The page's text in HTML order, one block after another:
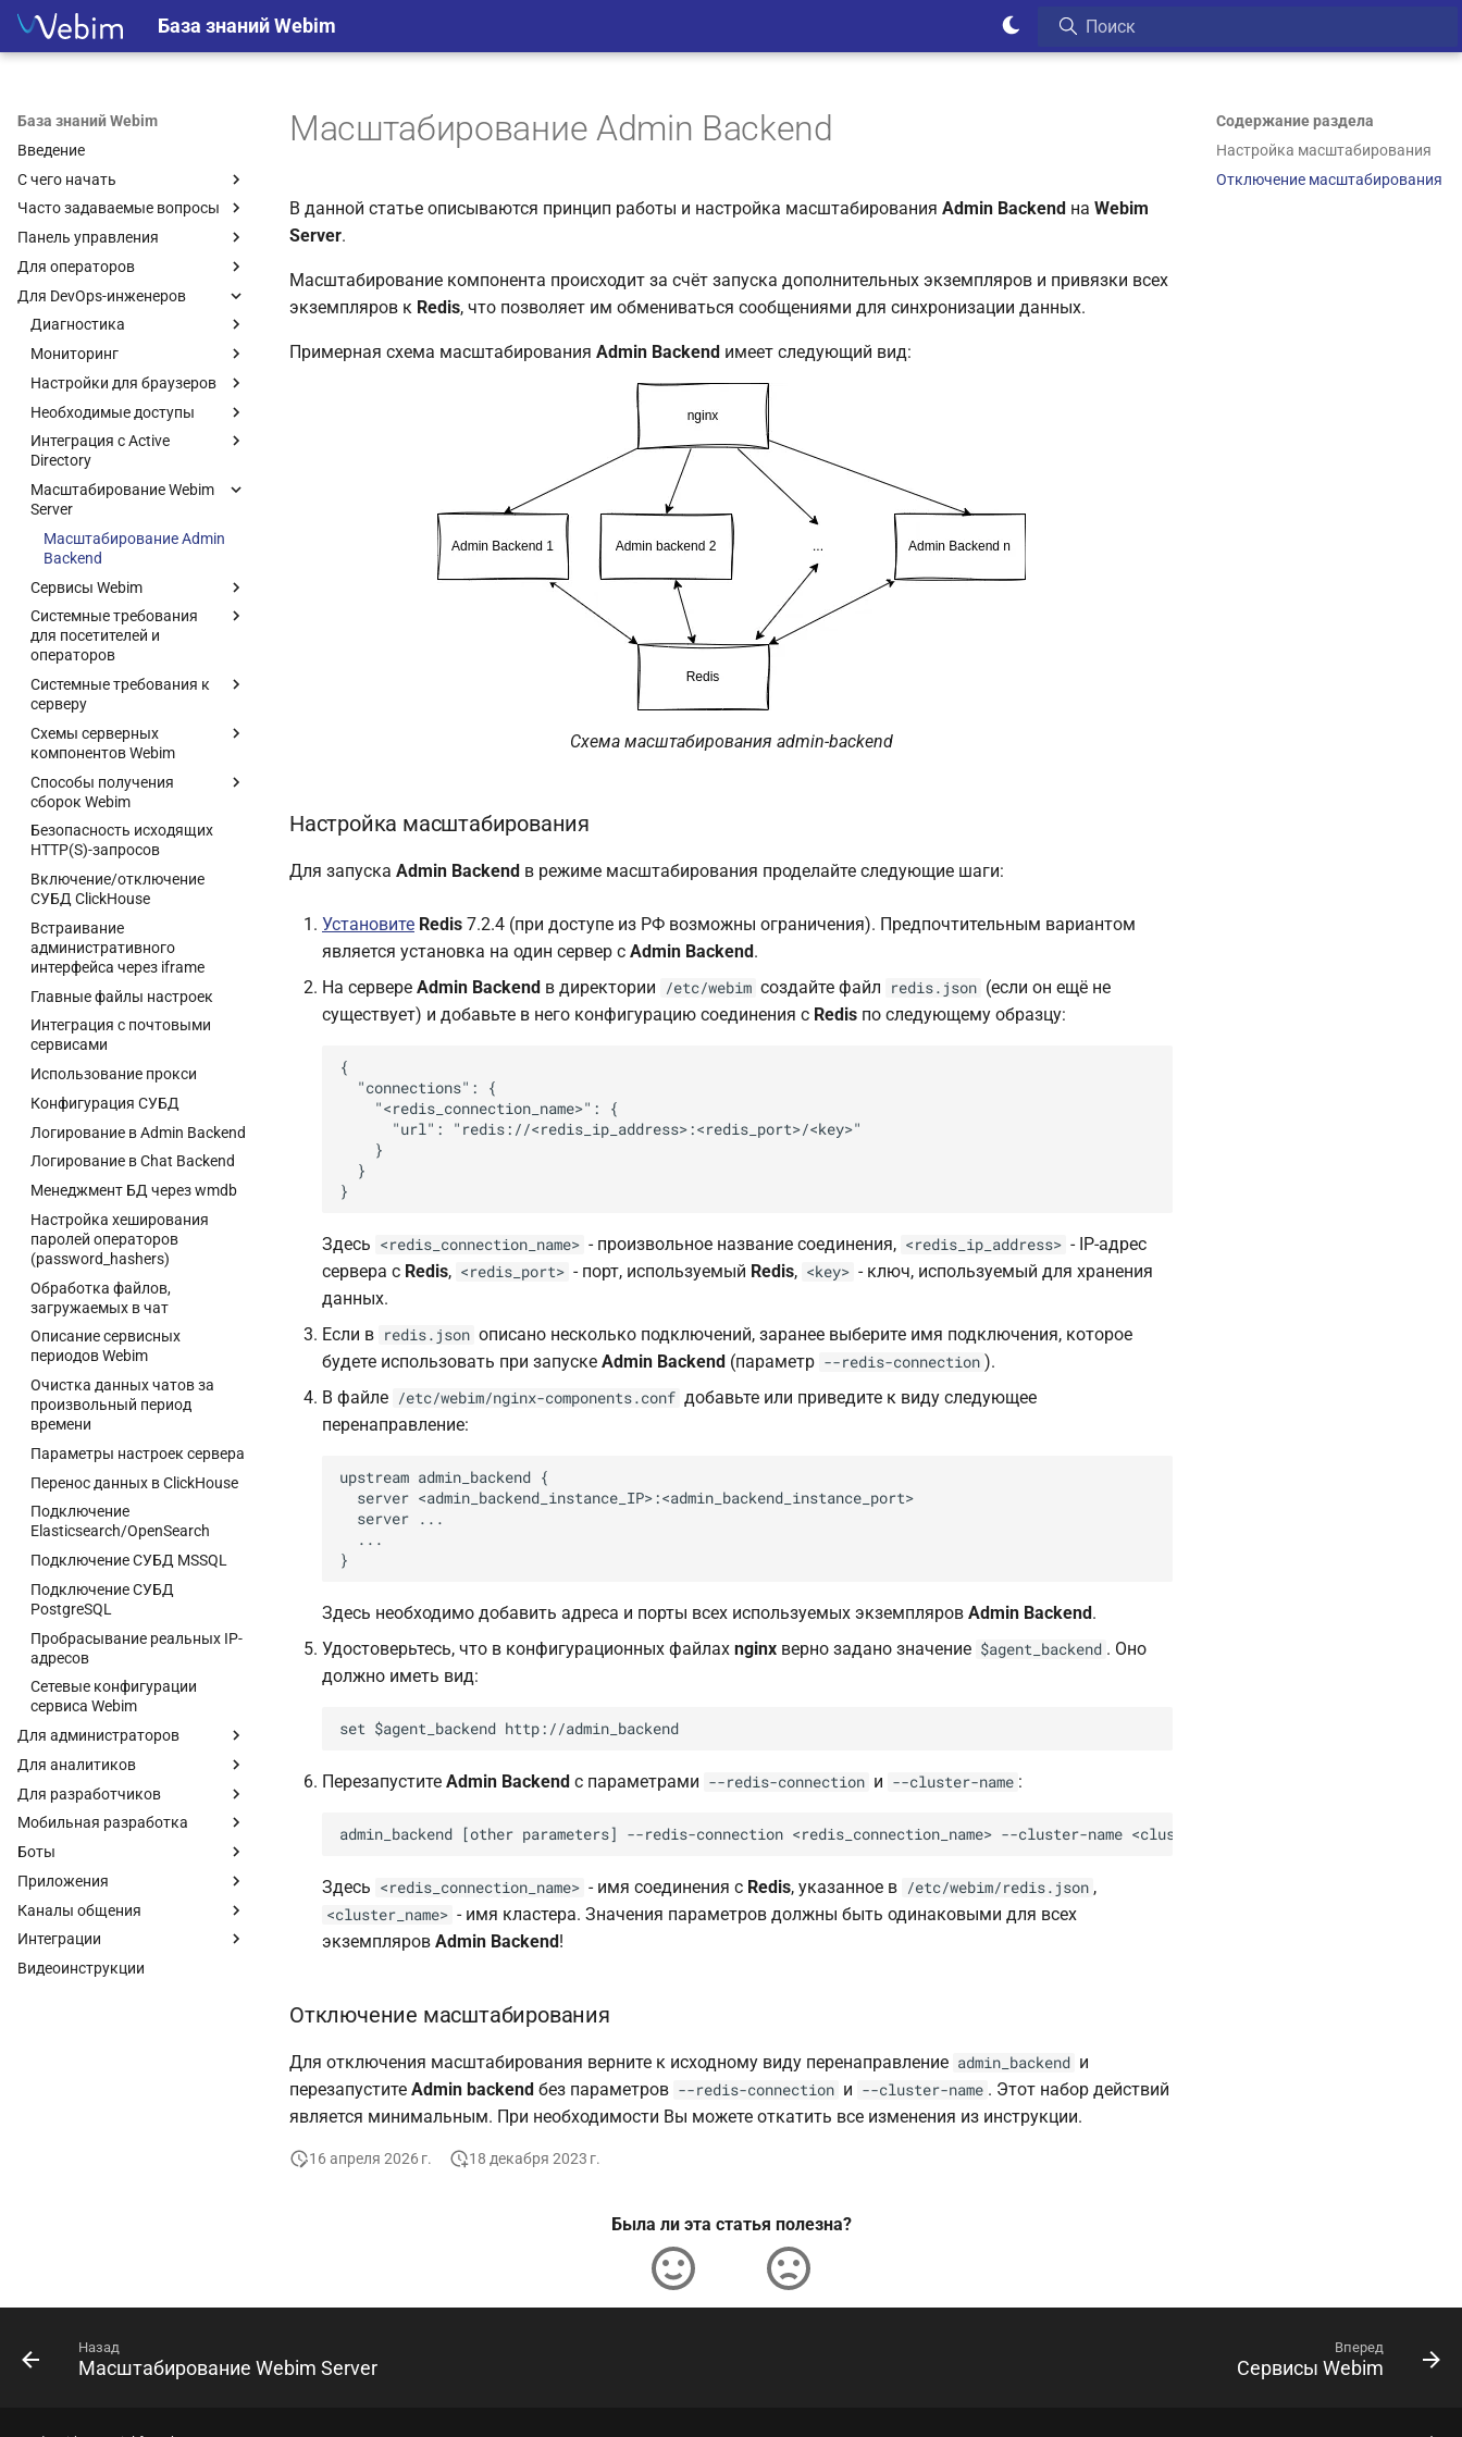
База знаний Webim
База знаний Webim
Введение
С чего начать
Часто задаваемые вопросы
Панель управления
Для операторов
Для DevOps-инженеров
Диагностика
Мониторинг
Настройки для браузеров
Необходимые доступы
Интеграция с Active
Directory
Масштабирование Webim
Server
Масштабирование Admin
Backend
Сервисы Webim
Системные требования
для посетителей и
операторов
Системные требования к
серверу
Схемы серверных
компонентов Webim
Способы получения
сборок Webim
Безопасность исходящих
HTTP(S)-запросов
Включение/отключение
СУБД ClickHouse
Встраивание
административного
интерфейса через iframe
Главные файлы настроек
Интеграция с почтовыми
сервисами
Использование прокси
Конфигурация СУБД
Логирование в Admin Backend
Логирование в Chat Backend
Менеджмент БД через wmdb
Настройка хеширования
паролей операторов
(password_hashers)
Обработка файлов,
загружаемых в чат
Описание сервисных
периодов Webim
Очистка данных чатов за
произвольный период
времени
Параметры настроек сервера
Перенос данных в ClickHouse
Подключение
Elasticsearch/OpenSearch
Подключение СУБД MSSQL
Подключение СУБД
PostgreSQL
Пробрасывание реальных IP-
адресов
Сетевые конфигурации
сервиса Webim
Для администраторов
Для аналитиков
Для разработчиков
Мобильная разработка
Боты
Приложения
Каналы общения
Интеграции
Видеоинструкции
Содержание раздела
Настройка масштабирования
Отключение масштабирования
Масштабирование Admin Backend
В данной статье описываются принцип работы и настройка масштабирования Admin Backend на Webim
Server.
Масштабирование компонента происходит за счёт запуска дополнительных экземпляров и привязки всех
экземпляров к Redis, что позволяет им обмениваться сообщениями для синхронизации данных.
Примерная схема масштабирования Admin Backend имеет следующий вид:
Схема масштабирования admin-backend
Настройка масштабирования
Для запуска Admin Backend в режиме масштабирования проделайте следующие шаги:
Установите Redis 7.2.4 (при доступе из РФ возможны ограничения). Предпочтительным вариантом
является установка на один сервер с Admin Backend.
На сервере Admin Backend в директории /etc/webim создайте файл redis.json (если он ещё не
существует) и добавьте в него конфигурацию соединения с Redis по следующему образцу:
{
  "connections": {
    "<redis_connection_name>": {
      "url": "redis://<redis_ip_address>:<redis_port>/<key>"
    }
  }
Здесь <redis_connection_name> - произвольное название соединения, <redis_ip_address> - IP-адрес
сервера с Redis, <redis_port> - порт, используемый Redis, <key> - ключ, используемый для хранения
данных.
Если в redis.json описано несколько подключений, заранее выберите имя подключения, которое
будете использовать при запуске Admin Backend (параметр --redis-connection ).
В файле /etc/webim/nginx-components.conf добавьте или приведите к виду следующее
перенаправление:
upstream admin_backend {
  server <admin_backend_instance_IP>:<admin_backend_instance_port>
  server ...
  ...
Здесь необходимо добавить адреса и порты всех используемых экземпляров Admin Backend.
Удостоверьтесь, что в конфигурационных файлах nginx верно задано значение $agent_backend . Оно
должно иметь вид:
Перезапустите Admin Backend с параметрами --redis-connection и --cluster-name :
Здесь <redis_connection_name> - имя соединения с Redis, указанное в /etc/webim/redis.json ,
<cluster_name> - имя кластера. Значения параметров должны быть одинаковыми для всех
экземпляров Admin Backend!
Отключение масштабирования
Для отключения масштабирования верните к исходному виду перенаправление admin_backend и
перезапустите Admin backend без параметров --redis-connection и --cluster-name . Этот набор действий
является минимальным. При необходимости Вы можете откатить все изменения из инструкции.
16 апреля 2026 г. 18 декабря 2023 г.
Была ли эта статья полезна?
Назад
Масштабирование Webim Server
Вперед
Сервисы Webim